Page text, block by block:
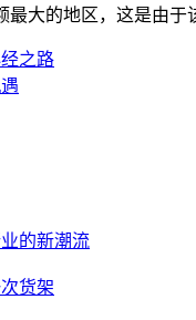
大的地区，这是由于
之路
的新潮流
货架